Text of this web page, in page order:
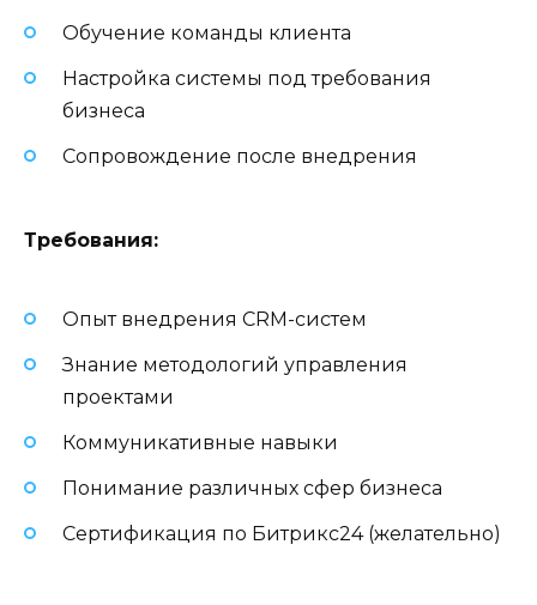
Обучение команды клиента
Настройка системы под требования
бизнеса
Сопровождение после внедрения
Требования:
Опыт внедрения CRM-систем
Знание методологий управления
проектами
Коммуникативные навыки
Понимание различных сфер бизнеса
Сертификация по Битрикс24 (желательно)